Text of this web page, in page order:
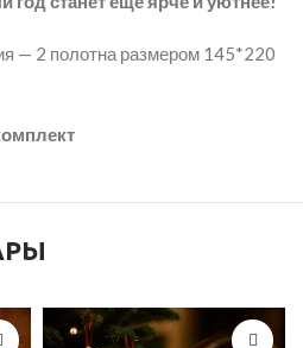
— 2 полотна размером 145*220